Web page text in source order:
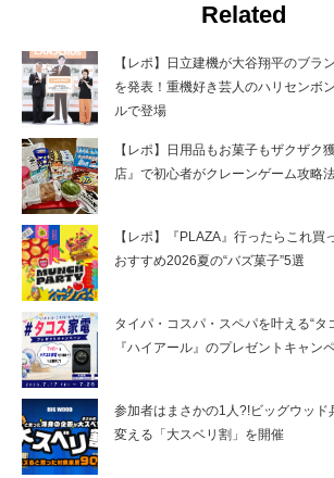
Related
【レポ】日立建機が大谷翔平のブラ
を発表！重機好き芸人のハリセンボ
ルで登場
【レポ】日用品もお菓子もザクザク
店』で初心者がクレーンゲーム攻略
【レポ】『PLAZA』行ったらこれ買
おすすめ2026夏の“バズ菓子”5選
タイパ・コスパ・スペパを叶える“タ
『ハイアール』のプレゼントキャン
参加者はまさかの1人?!ビッグウッド
変える「大スベリ割」を開催